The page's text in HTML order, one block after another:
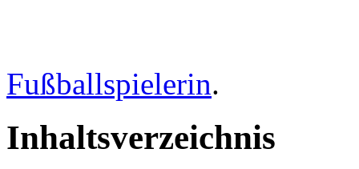
Fußballspielerin.
Inhaltsverzeichnis